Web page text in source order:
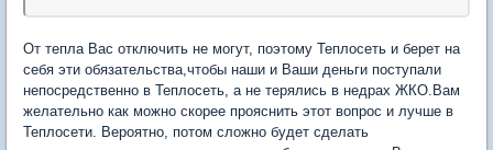
От тепла Вас отключить не могут, поэтому Теплосеть и берет на
себя эти обязательства,чтобы наши и Ваши деньги поступали
непосредственно в Теплосеть, а не терялись в недрах ЖКО.Вам
желательно как можно скорее прояснить этот вопрос и лучше в
Теплосети. Вероятно, потом сложно будет сделать